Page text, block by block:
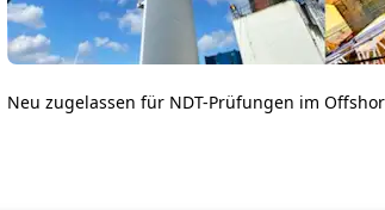
Neu zugelassen für NDT-Prüfungen im